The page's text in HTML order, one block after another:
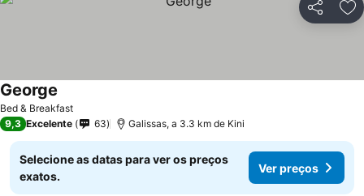
Partilhar
Bed & Breakfast
George
9,3 Excelente 63 Galissas, a 3.3 km de Kini
Selecione as datas para ver os preços
exatos.
Ver preços